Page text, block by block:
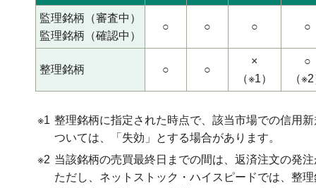
監理銘柄（審査中）
監理銘柄（確認中）
○ ○ ○ ○
整理銘柄 ○ ○
×
（※1）
○
（
※1 整理銘柄に指定された時点で、該当市場での信用
ついては、「失効」とする場合があります。
※2 当該銘柄の売買最終日までの間は、返済注文の発
ただし、ネットストック・ハイスピードでは、整